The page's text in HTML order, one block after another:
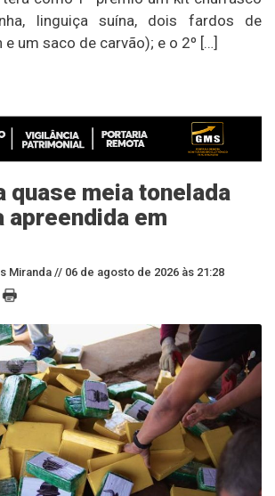
linguiça suína, dois fardos de
e um saco de carvão); e o 2º […]
quase meia tonelada
apreendida em
Miranda // 06 de agosto de 2026 às 21:28